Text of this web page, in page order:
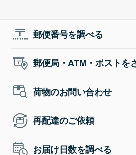
郵便番号を調べる
郵便局・ATM・ポストを
荷物のお問い合わせ
再配達のご依頼
お届け日数を調べる